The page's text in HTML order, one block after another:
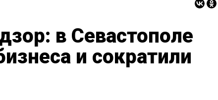
в Севастополе
и сократили